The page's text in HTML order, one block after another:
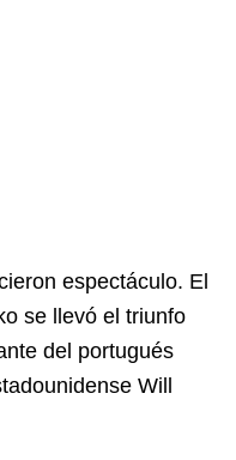
espectáculo. El
se llevó el triunfo
del portugués
Will